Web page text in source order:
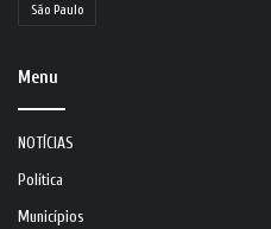
São Paulo
Menu
NOTÍCIAS
Política
Municípios